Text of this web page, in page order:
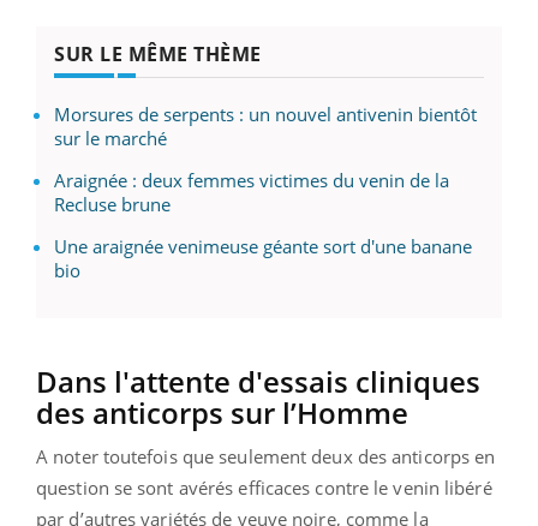
SUR LE MÊME THÈME
Morsures de serpents : un nouvel antivenin bientôt
sur le marché
Araignée : deux femmes victimes du venin de la
Recluse brune
Une araignée venimeuse géante sort d'une banane
bio
Dans l'attente d'essais cliniques
des anticorps sur l’Homme
A noter toutefois que seulement deux des anticorps en
question se sont avérés efficaces contre le venin libéré
par d’autres variétés de veuve noire, comme la